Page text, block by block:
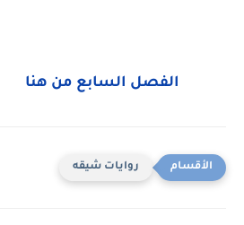
الفصل السابع من هنا
روايات شيقه